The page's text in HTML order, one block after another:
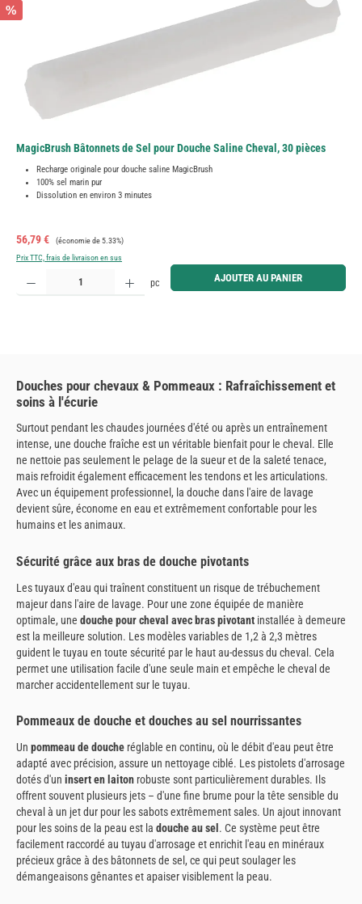
%
MagicBrush Bâtonnets de Sel pour Douche Saline Cheval, 30 pièces
Recharge originale pour douche saline MagicBrush
100% sel marin pur
Dissolution en environ 3 minutes
Prix de vente :
56,79 € Prix régulier :
(économie de 5.33%)
Prix TTC, frais de livraison en sus
Quantité de produit : Entrez la quantité souhaitée ou utilisez les boutons pour augmenter ou
pc AJOUTER AU PANIER
Douches pour chevaux & Pommeaux : Rafraîchissement et
soins à l'écurie
Surtout pendant les chaudes journées d'été ou après un entraînement
intense, une douche fraîche est un véritable bienfait pour le cheval. Elle
ne nettoie pas seulement le pelage de la sueur et de la saleté tenace,
mais refroidit également efficacement les tendons et les articulations.
Avec un équipement professionnel, la douche dans l'aire de lavage
devient sûre, économe en eau et extrêmement confortable pour les
humains et les animaux.
Sécurité grâce aux bras de douche pivotants
Les tuyaux d'eau qui traînent constituent un risque de trébuchement
majeur dans l'aire de lavage. Pour une zone équipée de manière
optimale, une douche pour cheval avec bras pivotant installée à demeure
est la meilleure solution. Les modèles variables de 1,2 à 2,3 mètres
guident le tuyau en toute sécurité par le haut au-dessus du cheval. Cela
permet une utilisation facile d'une seule main et empêche le cheval de
marcher accidentellement sur le tuyau.
Pommeaux de douche et douches au sel nourrissantes
Un pommeau de douche réglable en continu, où le débit d'eau peut être
adapté avec précision, assure un nettoyage ciblé. Les pistolets d'arrosage
dotés d'un insert en laiton robuste sont particulièrement durables. Ils
offrent souvent plusieurs jets – d'une fine brume pour la tête sensible du
cheval à un jet dur pour les sabots extrêmement sales. Un ajout innovant
pour les soins de la peau est la douche au sel . Ce système peut être
facilement raccordé au tuyau d'arrosage et enrichit l'eau en minéraux
précieux grâce à des bâtonnets de sel, ce qui peut soulager les
démangeaisons gênantes et apaiser visiblement la peau.